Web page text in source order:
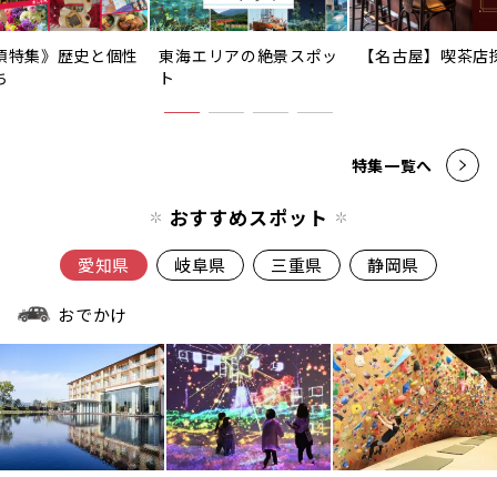
特集》歴史と個性
東海エリアの絶景スポッ
ト
【名古屋】喫茶店
特集一覧へ
おすすめスポット
愛知県 岐阜県 三重県 静岡県
おでかけ